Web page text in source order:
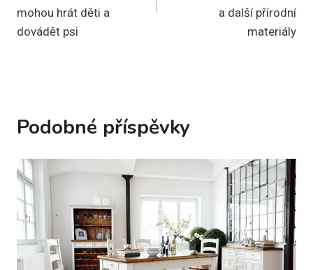
mohou hrát děti a
dovádět psi
a další přírodní
materiály
Podobné příspěvky